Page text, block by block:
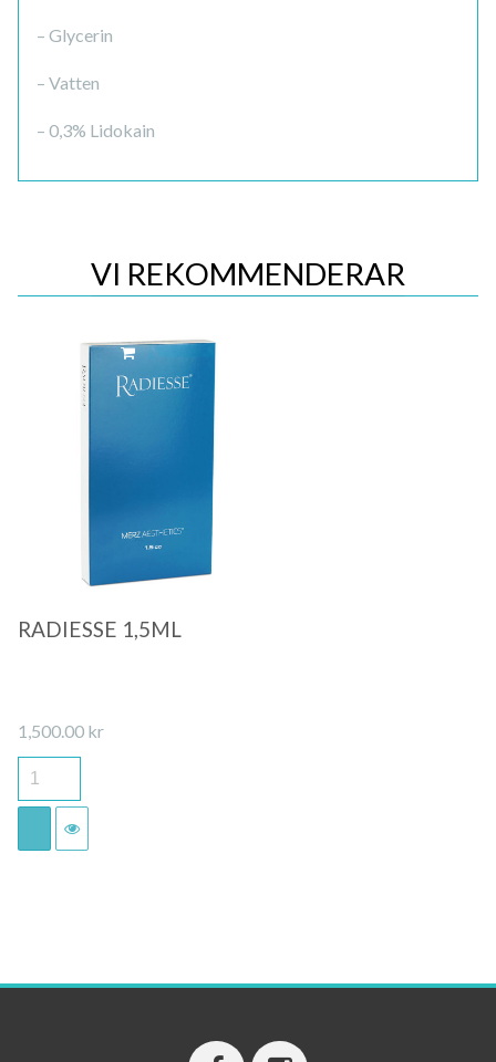
– Glycerin
– Vatten
– 0,3% Lidokain
VI REKOMMENDERAR
RADIESSE 1,5ML
1,500.00 kr